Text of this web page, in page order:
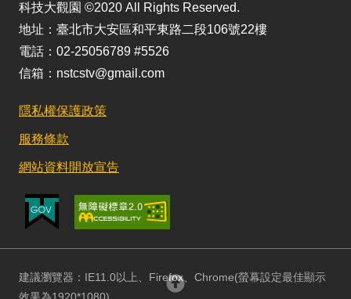
科技大觀園 ©2020 All Rights Reserved.
地址：臺北市大安區和平東路二段106號22樓
電話：02-25056789 #5526
信箱：nstcstv@gmail.com
隱私權保護政策
服務條款
網站資料開放宣告
建議瀏覽器：IE11.0以上、Firefox、Chrome(螢幕設定最佳顯示
回頂部